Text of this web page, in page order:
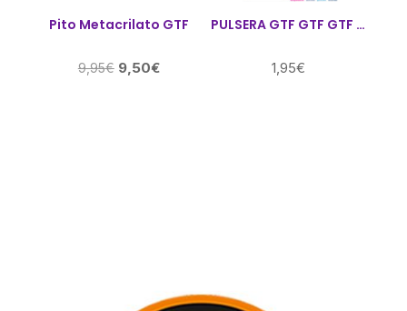
Pito Metacrilato GTF
9,95€ El
9,50€El
PULSERA GTF GTF GTF …
1,95€